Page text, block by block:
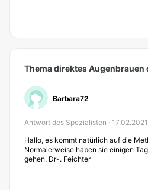
Thema direktes
Barbara72
Antwort des Spezialisten · 17.02.2021
Hallo, es kommt natürlich auf die
Normalerweise haben sie einigen
gehen. Dr-. Feichter